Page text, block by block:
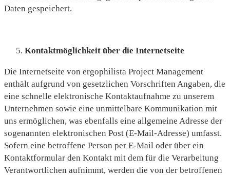
Daten gespeichert.
Kontaktmöglichkeit über die Internetseite
Die Internetseite von ergophilista Project Management
enthält aufgrund von gesetzlichen Vorschriften Angaben, die
eine schnelle elektronische Kontaktaufnahme zu unserem
Unternehmen sowie eine unmittelbare Kommunikation mit
uns ermöglichen, was ebenfalls eine allgemeine Adresse der
sogenannten elektronischen Post (E-Mail-Adresse) umfasst.
Sofern eine betroffene Person per E-Mail oder über ein
Kontaktformular den Kontakt mit dem für die Verarbeitung
Verantwortlichen aufnimmt, werden die von der betroffenen